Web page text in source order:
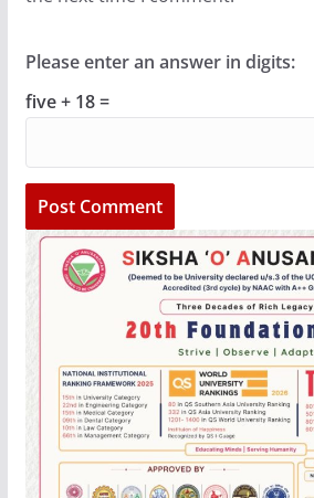
Please enter an answer in digits:
five + 18 =